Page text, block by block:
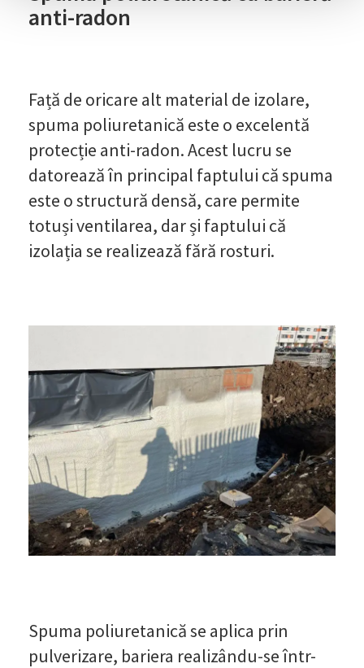
anti-radon
Față de oricare alt material de izolare,
spuma poliuretanică este o excelentă
protecție anti-radon. Acest lucru se
datorează în principal faptului că spuma
este o structură densă, care permite
totuși ventilarea, dar și faptului că
izolația se realizează fără rosturi.
Spuma poliuretanică se aplica prin
pulverizare, bariera realizându-se într-